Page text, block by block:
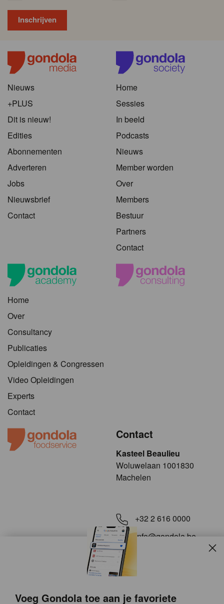
Voeg Gondola toe aan je favoriete
Nieuws
+PLUS
Dit is nieuw!
Edities
Abonnementen
Adverteren
Jobs
Nieuwsbrief
Contact
Home
Sessies
In beeld
Podcasts
Nieuws
Member worden
Over
Members
Bestuur
Partners
Contact
Home
Over
Consultancy
Publicaties
Opleidingen & Congressen
Video Opleidingen
Experts
Contact
Contact
Kasteel Beaulieu
​​​Woluwelaan 1001830
Machelen
+32 2 616 0000
info@gondola.be
Volg ons op